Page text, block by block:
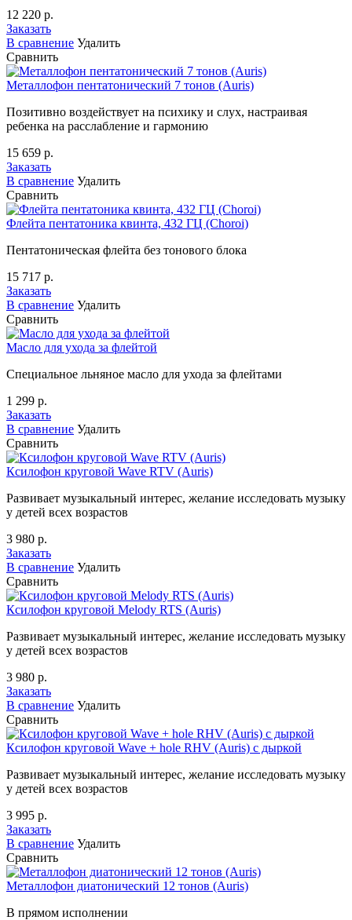
12 220 р.
Заказать
В сравнение Удалить
Сравнить
Металлофон пентатонический 7 тонов (Auris)
Позитивно воздействует на психику и слух, настраивая
ребенка на расслабление и гармонию
15 659 р.
Заказать
В сравнение Удалить
Сравнить
Флейта пентатоника квинта, 432 ГЦ (Choroi)
Пентатоническая флейта без тонового блока
15 717 р.
Заказать
В сравнение Удалить
Сравнить
Масло для ухода за флейтой
Специальное льняное масло для ухода за флейтами
1 299 р.
Заказать
В сравнение Удалить
Сравнить
Ксилофон круговой Wave RTV (Auris)
Развивает музыкальный интерес, желание исследовать музыку
у детей всех возрастов
3 980 р.
Заказать
В сравнение Удалить
Сравнить
Ксилофон круговой Melody RTS (Auris)
Развивает музыкальный интерес, желание исследовать музыку
у детей всех возрастов
3 980 р.
Заказать
В сравнение Удалить
Сравнить
Ксилофон круговой Wave + hole RHV (Auris) с дыркой
Развивает музыкальный интерес, желание исследовать музыку
у детей всех возрастов
3 995 р.
Заказать
В сравнение Удалить
Сравнить
Металлофон диатонический 12 тонов (Auris)
В прямом исполнении